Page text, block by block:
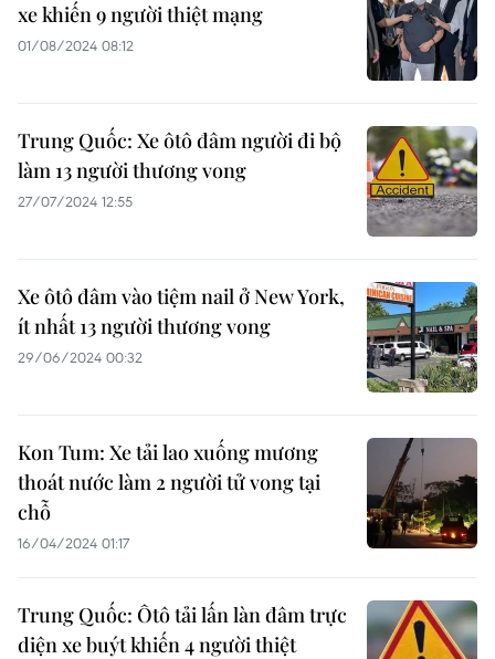
xe khiến 9 người thiệt mạng
01/08/2024 08:12
Trung Quốc: Xe ôtô đâm người đi bộ
làm 13 người thương vong
27/07/2024 12:55
Xe ôtô đâm vào tiệm nail ở New York,
ít nhất 13 người thương vong
29/06/2024 00:32
Kon Tum: Xe tải lao xuống mương
thoát nước làm 2 người tử vong tại
chỗ
16/04/2024 01:17
Trung Quốc: Ôtô tải lấn làn đâm trực
diện xe buýt khiến 4 người thiệt